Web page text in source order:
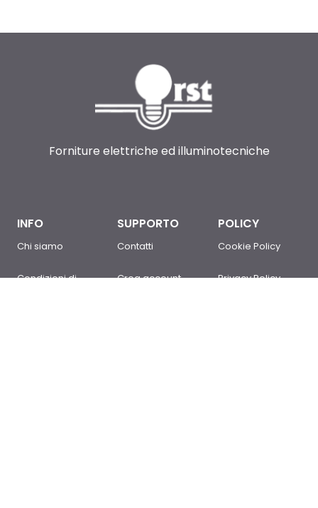
Forniture elettriche ed illuminotecniche
INFO
Chi siamo
Condizioni di
SUPPORTO
Contatti
Crea account
POLICY
Cookie Policy
Privacy Policy